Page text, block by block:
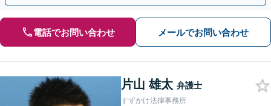
電話でお問い合わせ メールでお問い合わせ
片山 雄太 弁護士
すずかけ法律事務所